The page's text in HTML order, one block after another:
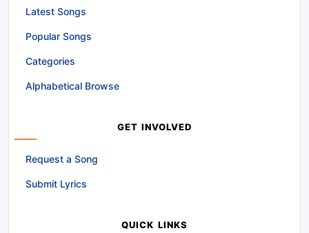
Latest Songs
Popular Songs
Categories
Alphabetical Browse
GET INVOLVED
Request a Song
Submit Lyrics
QUICK LINKS